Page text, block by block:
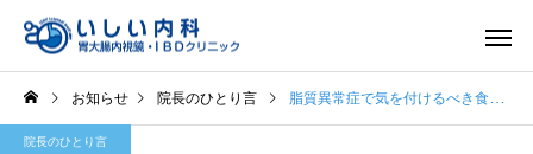
お知らせ 院長のひとり言 脂質異常症で気を付けるべき食事について
院長のひとり言